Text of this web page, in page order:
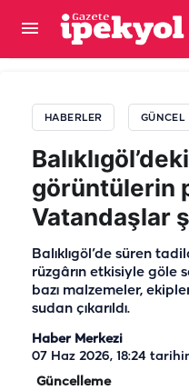
HABERLER GÜNCEL
görüntülerin
Vatandaşlar
Balıklıgöl’de süren
rüzgârın etkisiyle göle
bazı malzemeler,
sudan çıkarıldı.
Haber Merkezi
07 Haz 2026, 18:24
Güncelleme
Bakan Gürlek'ten